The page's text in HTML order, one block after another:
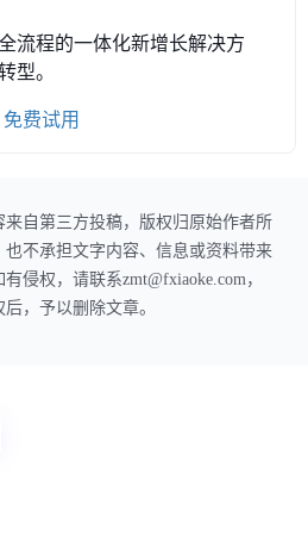
流程的一体化新增长解决方
型。
免费试用
自第三方投稿，版权归原始作者所
不承担文字内容、信息或资料带来
侵权，请联系zmt@fxiaoke.com，
，予以删除文章。